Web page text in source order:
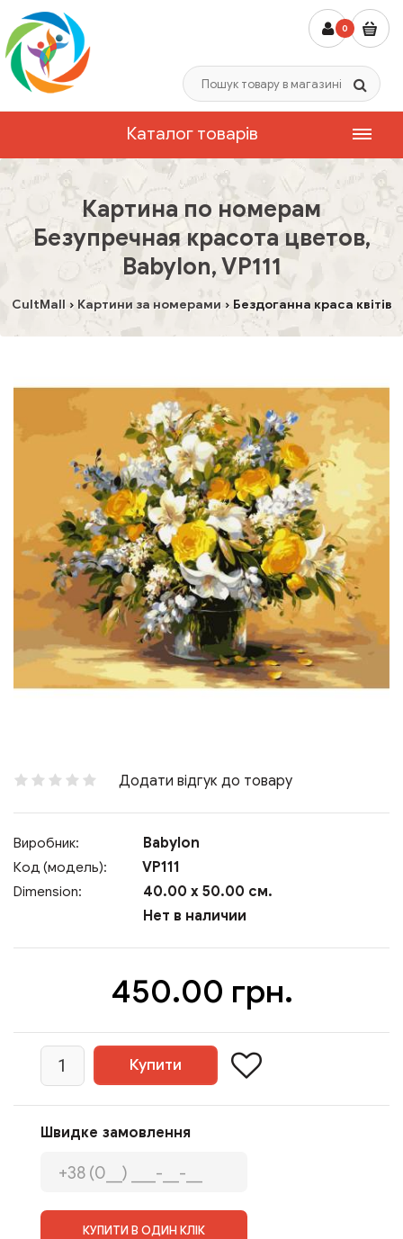
0
Каталог товарів
Картина по номерам
Безупречная красота цветов,
Babylon, VP111
CultMall Картини за номерами Бездоганна краса квітів
Додати відгук до товару
Виробник: Babylon
Код (модель): VP111
Dimension:
40.00 x 50.00 см.
Нет в наличии
450.00 грн.
Швидке замовлення
КУПИТИ В ОДИН КЛІК